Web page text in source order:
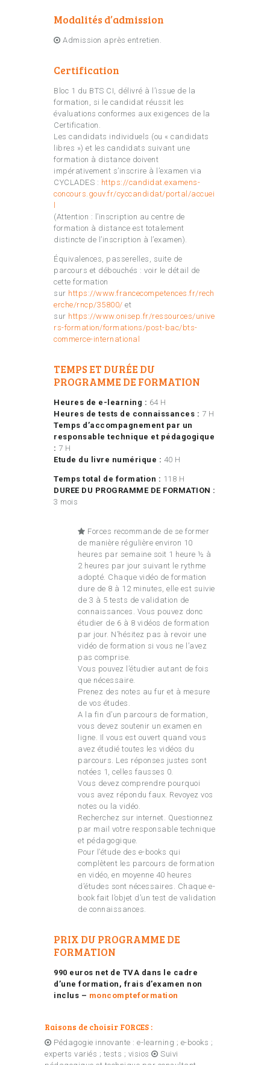
Modalités d’admission
Admission après entretien.
Certification
Bloc 1 du BTS CI, délivré à l’issue de la
formation, si le candidat réussit les
évaluations conformes aux exigences de la
Certification.
Les candidats individuels (ou « candidats
libres ») et les candidats suivant une
formation à distance doivent
impérativement s’inscrire à l’examen via
CYCLADES : https://candidat.examens-
concours.gouv.fr/cyccandidat/portal/accuei
(Attention : l’inscription au centre de
formation à distance est totalement
distincte de l’inscription à l’examen).
Équivalences, passerelles, suite de
parcours et débouchés : voir le détail de
cette formation
sur https://www.francecompetences.fr/rech
erche/rncp/35800/ et
sur https://www.onisep.fr/ressources/unive
rs-formation/formations/post-bac/bts-
commerce-international
TEMPS ET DURÉE DU
PROGRAMME DE FORMATION
Heures de e-learning : 64 H
Heures de tests de connaissances : 7 H
Temps d’accompagnement par un
responsable technique et pédagogique
: 7 H
Etude du livre numérique : 40 H
Temps total de formation : 118 H
DUREE DU PROGRAMME DE FORMATION :
3 mois
Forces recommande de se former
de manière régulière environ 10
heures par semaine soit 1 heure ½ à
2 heures par jour suivant le rythme
adopté. Chaque vidéo de formation
dure de 8 à 12 minutes, elle est suivie
de 3 à 5 tests de validation de
connaissances. Vous pouvez donc
étudier de 6 à 8 vidéos de formation
par jour. N’hésitez pas à revoir une
vidéo de formation si vous ne l’avez
pas comprise.
Vous pouvez l’étudier autant de fois
que nécessaire.
Prenez des notes au fur et à mesure
de vos études.
A la fin d’un parcours de formation,
vous devez soutenir un examen en
ligne. Il vous est ouvert quand vous
avez étudié toutes les vidéos du
parcours. Les réponses justes sont
notées 1, celles fausses 0.
Vous devez comprendre pourquoi
vous avez répondu faux. Revoyez vos
notes ou la vidéo.
Recherchez sur internet. Questionnez
par mail votre responsable technique
et pédagogique.
Pour l’étude des e-books qui
complètent les parcours de formation
en vidéo, en moyenne 40 heures
d’études sont nécessaires. Chaque e-
book fait l’objet d’un test de validation
de connaissances.
PRIX DU PROGRAMME DE
FORMATION
990 euros net de TVA dans le cadre
d’une formation, frais d’examen non
inclus – moncompteformation
Raisons de choisir FORCES :
Pédagogie innovante : e-learning ; e-books ;
experts variés ; tests ; visios
Suivi